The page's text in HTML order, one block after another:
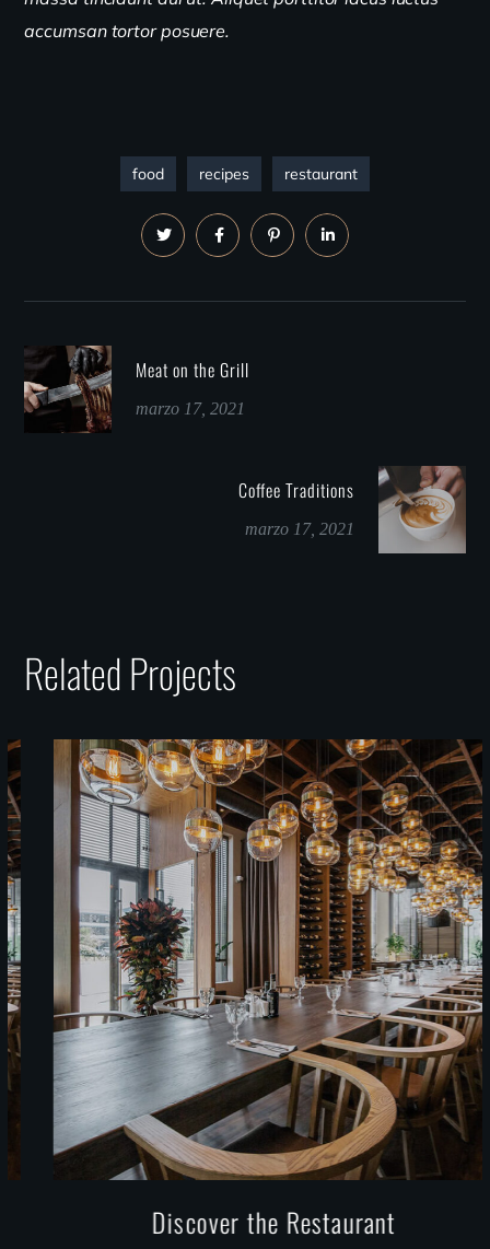
accumsan tortor posuere.
food recipes restaurant
Meat on the Grill
marzo 17, 2021
Coffee Traditions
marzo 17, 2021
Related Projects
Discover the Restaurant